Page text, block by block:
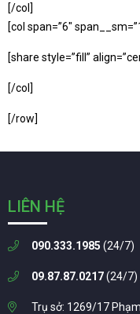
[/col]
[col span=”6″
[share style=”fill”
[/col]
[/row]
LIÊN HỆ
090.333.1985 (24/7)
09.87.87.0217(24/7)
Trụ sở: 1269/17